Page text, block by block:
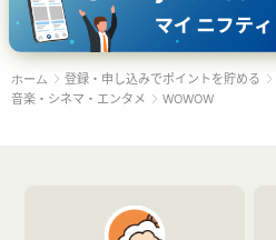
ホーム 登録・申し込みでポイントを貯める
音楽・シネマ・エンタメ
WOWOW